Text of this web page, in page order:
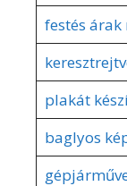
festés árak
plakát
baglyos